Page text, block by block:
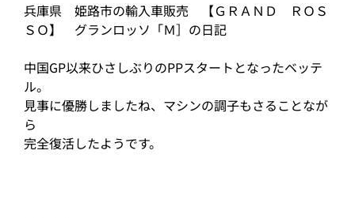
兵庫県 姫路市の輸入車販売 【ＧＲＡＮＤ ＲＯＳ
ＳＯ】 グランロッソ「Ｍ］の日記
中国GP以来ひさしぶりのPPスタートとなったベッテ
ル。
見事に優勝しましたね、マシンの調子もさることなが
ら
完全復活したようです。